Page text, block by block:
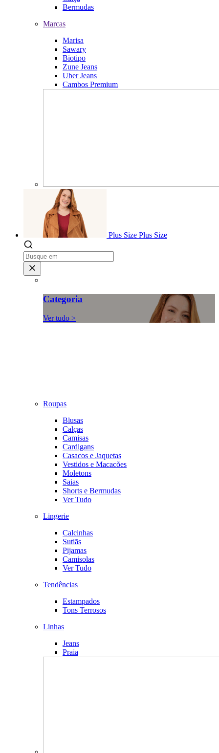
Bermudas
Marcas
Marisa
Sawary
Biotipo
Zune Jeans
Uber Jeans
Cambos Premium
Plus Size Plus Size
Categoria
Ver tudo >
Roupas
Blusas
Calças
Camisas
Cardigans
Casacos e Jaquetas
Vestidos e Macacões
Moletons
Saias
Shorts e Bermudas
Ver Tudo
Lingerie
Calcinhas
Sutiãs
Pijamas
Camisolas
Ver Tudo
Tendências
Estampados
Tons Terrosos
Linhas
Jeans
Praia